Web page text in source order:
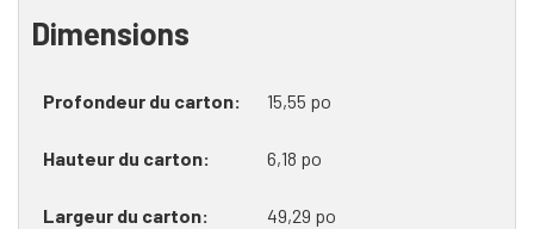
Dimensions
Profondeur du carton 15,55 po
Hauteur du carton 6,18 po
Largeur du carton 49,29 po